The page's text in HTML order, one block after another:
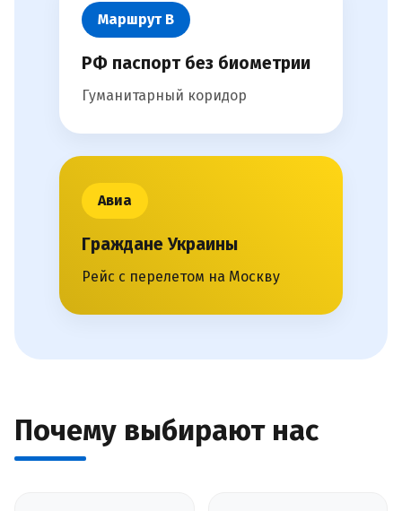
Маршрут В
РФ паспорт без биометрии
Гуманитарный коридор
Авиа
Граждане Украины
Рейс с перелетом на Москву
Почему выбирают нас